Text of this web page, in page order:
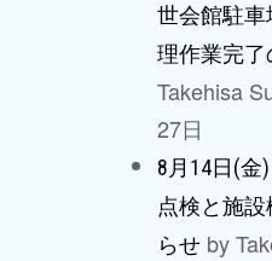
世会館駐
理作業完
Takehisa
27日
8月14日(金
点検と施
らせ by